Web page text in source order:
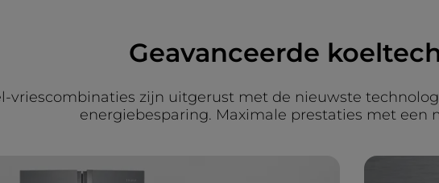
Geavanceerde
vriescombinaties zijn uitgerust met de nieuwste
energiebesparing. Maximale prestaties met een